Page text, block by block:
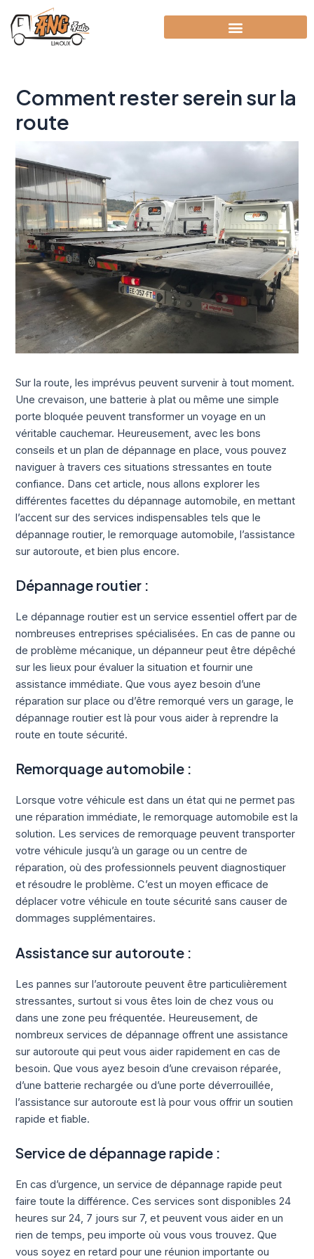
contenu
Comment rester serein sur la
route
Sur la route, les imprévus peuvent survenir à tout moment.
Une crevaison, une batterie à plat ou même une simple
porte bloquée peuvent transformer un voyage en un
véritable cauchemar. Heureusement, avec les bons
conseils et un plan de dépannage en place, vous pouvez
naviguer à travers ces situations stressantes en toute
confiance. Dans cet article, nous allons explorer les
différentes facettes du dépannage automobile, en mettant
l’accent sur des services indispensables tels que le
dépannage routier, le remorquage automobile, l’assistance
sur autoroute, et bien plus encore.
Dépannage routier :
Le dépannage routier est un service essentiel offert par de
nombreuses entreprises spécialisées. En cas de panne ou
de problème mécanique, un dépanneur peut être dépêché
sur les lieux pour évaluer la situation et fournir une
assistance immédiate. Que vous ayez besoin d’une
réparation sur place ou d’être remorqué vers un garage, le
dépannage routier est là pour vous aider à reprendre la
route en toute sécurité.
Remorquage automobile :
Lorsque votre véhicule est dans un état qui ne permet pas
une réparation immédiate, le remorquage automobile est la
solution. Les services de remorquage peuvent transporter
votre véhicule jusqu’à un garage ou un centre de
réparation, où des professionnels peuvent diagnostiquer
et résoudre le problème. C’est un moyen efficace de
déplacer votre véhicule en toute sécurité sans causer de
dommages supplémentaires.
Assistance sur autoroute :
Les pannes sur l’autoroute peuvent être particulièrement
stressantes, surtout si vous êtes loin de chez vous ou
dans une zone peu fréquentée. Heureusement, de
nombreux services de dépannage offrent une assistance
sur autoroute qui peut vous aider rapidement en cas de
besoin. Que vous ayez besoin d’une crevaison réparée,
d’une batterie rechargée ou d’une porte déverrouillée,
l’assistance sur autoroute est là pour vous offrir un soutien
rapide et fiable.
Service de dépannage rapide :
En cas d’urgence, un service de dépannage rapide peut
faire toute la différence. Ces services sont disponibles 24
heures sur 24, 7 jours sur 7, et peuvent vous aider en un
rien de temps, peu importe où vous vous trouvez. Que
vous soyez en retard pour une réunion importante ou
Navigation
des
articles